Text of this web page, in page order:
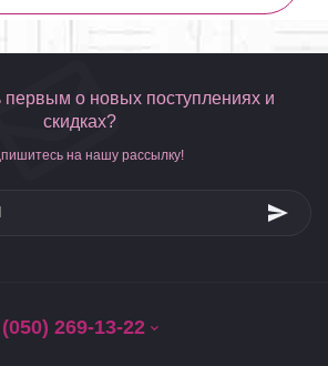
первым о новых поступлениях и
скидках?
на нашу рассылку!
(050) 269-13-22